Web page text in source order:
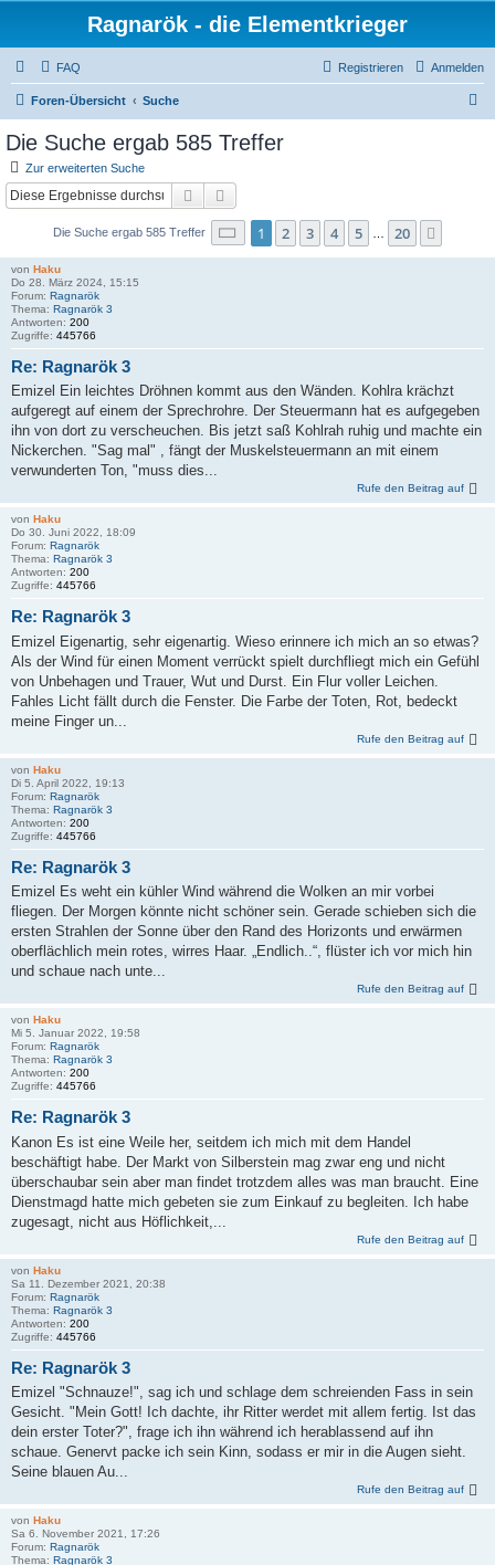
Ragnarök - die Elementkrieger
FAQ Anmelden
Registrieren
Foren-Übersicht Suche
Die Suche ergab 585 Treffer
Zur erweiterten Suche
Suche
Die Suche ergab 585 Treffer Seite 1von 20
1 2 3 4 5 20
von Haku
Do 28. März 2024, 15:15
Forum: Ragnarök
Thema: Ragnarök 3
Antworten: 200
Zugriffe: 445766
Re: Ragnarök 3
Emizel Ein leichtes Dröhnen kommt aus den Wänden. Kohlra krächzt
aufgeregt auf einem der Sprechrohre. Der Steuermann hat es aufgegeben
ihn von dort zu verscheuchen. Bis jetzt saß Kohlrah ruhig und machte ein
Nickerchen. "Sag mal" , fängt der Muskelsteuermann an mit einem
verwunderten Ton, "muss dies...
Rufe den Beitrag auf
von Haku
Do 30. Juni 2022, 18:09
Forum: Ragnarök
Thema: Ragnarök 3
Antworten: 200
Zugriffe: 445766
Re: Ragnarök 3
Emizel Eigenartig, sehr eigenartig. Wieso erinnere ich mich an so etwas?
Als der Wind für einen Moment verrückt spielt durchfliegt mich ein Gefühl
von Unbehagen und Trauer, Wut und Durst. Ein Flur voller Leichen.
Fahles Licht fällt durch die Fenster. Die Farbe der Toten, Rot, bedeckt
meine Finger un...
Rufe den Beitrag auf
von Haku
Di 5. April 2022, 19:13
Forum: Ragnarök
Thema: Ragnarök 3
Antworten: 200
Zugriffe: 445766
Re: Ragnarök 3
Emizel Es weht ein kühler Wind während die Wolken an mir vorbei
fliegen. Der Morgen könnte nicht schöner sein. Gerade schieben sich die
ersten Strahlen der Sonne über den Rand des Horizonts und erwärmen
oberflächlich mein rotes, wirres Haar. „Endlich..“, flüster ich vor mich hin
und schaue nach unte...
Rufe den Beitrag auf
von Haku
Mi 5. Januar 2022, 19:58
Forum: Ragnarök
Thema: Ragnarök 3
Antworten: 200
Zugriffe: 445766
Re: Ragnarök 3
Kanon Es ist eine Weile her, seitdem ich mich mit dem Handel
beschäftigt habe. Der Markt von Silberstein mag zwar eng und nicht
überschaubar sein aber man findet trotzdem alles was man braucht. Eine
Dienstmagd hatte mich gebeten sie zum Einkauf zu begleiten. Ich habe
zugesagt, nicht aus Höflichkeit,...
Rufe den Beitrag auf
von Haku
Sa 11. Dezember 2021, 20:38
Forum: Ragnarök
Thema: Ragnarök 3
Antworten: 200
Zugriffe: 445766
Re: Ragnarök 3
Emizel "Schnauze!", sag ich und schlage dem schreienden Fass in sein
Gesicht. "Mein Gott! Ich dachte, ihr Ritter werdet mit allem fertig. Ist das
dein erster Toter?", frage ich ihn während ich herablassend auf ihn
schaue. Genervt packe ich sein Kinn, sodass er mir in die Augen sieht.
Seine blauen Au...
Rufe den Beitrag auf
von Haku
Sa 6. November 2021, 17:26
Forum: Ragnarök
Thema: Ragnarök 3